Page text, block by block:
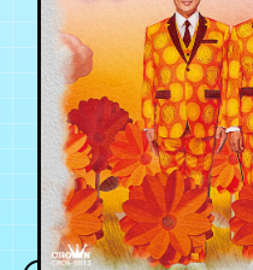
チケット
FC TICKET
お
FC
月会員制ファンク